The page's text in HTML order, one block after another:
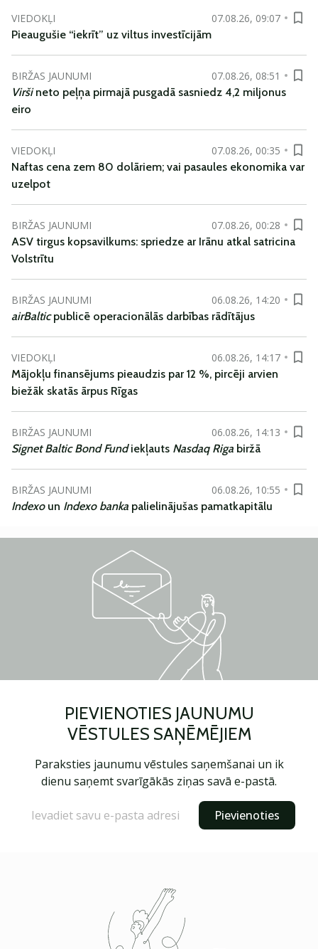
VIEDOKĻI
07.08.26, 09:07
Pieaugušie “iekrīt” uz viltus investīcijām
BIRŽAS JAUNUMI
07.08.26, 08:51
Viršineto peļņa pirmajā pusgadā sasniedz 4,2 miljonus
eiro
VIEDOKĻI
07.08.26, 00:35
Naftas cena zem 80 dolāriem; vai pasaules ekonomika var
uzelpot
BIRŽAS JAUNUMI
07.08.26, 00:28
ASV tirgus kopsavilkums: spriedze ar Irānu atkal satricina
Volstrītu
BIRŽAS JAUNUMI
06.08.26, 14:20
airBalticpublicē operacionālās darbības rādītājus
VIEDOKĻI
06.08.26, 14:17
Mājokļu finansējums pieaudzis par 12 %, pircēji arvien
biežāk skatās ārpus Rīgas
BIRŽAS JAUNUMI
06.08.26, 14:13
Signet Baltic Bond Fundiekļauts Nasdaq Riga biržā
BIRŽAS JAUNUMI
06.08.26, 10:55
Indexoun Indexo banka palielinājušas pamatkapitālu
PIEVIENOTIES JAUNUMU
VĒSTULES SAŅĒMĒJIEM
Paraksties jaunumu vēstules saņemšanai un ik
dienu saņemt svarīgākās ziņas savā e-pastā.
Pievienoties